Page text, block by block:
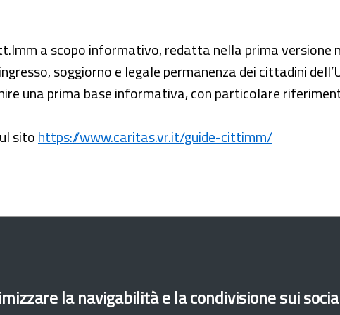
a scopo informativo, redatta nella prima versione
soggiorno e legale permanenza dei cittadini
una prima base informativa, con particolare
sitohttps://www.caritas.vr.it/guide-cittimm/
la navigabilità e la condivisione sui